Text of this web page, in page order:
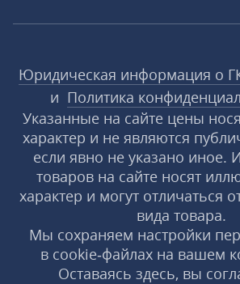
Юридическая информация о
и Политика
Указанные на сайте цены
характер и не являются
если явно не указано иное.
товаров на сайте носят
характер и могут отличаться
вида товара.
Мы сохраняем настройки
в cookie‑файлах на вашем
Оставаясь здесь, вы